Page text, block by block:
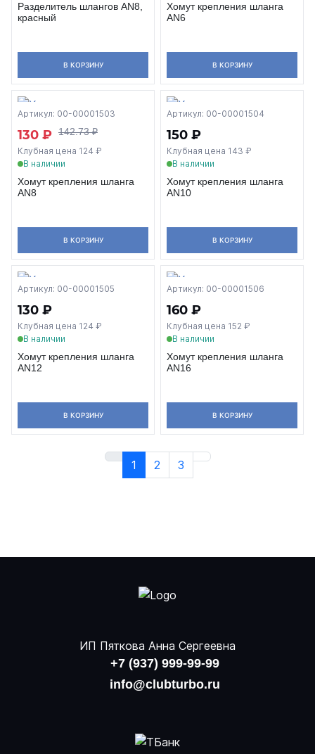
Разделитель шлангов AN8,
красный
В КОРЗИНУ
Хомут крепления шланга
AN6
В КОРЗИНУ
Артикул: 00-00001503
130 ₽ 142.73 ₽
Клубная цена 124 ₽
В наличии
Хомут крепления шланга
AN8
В КОРЗИНУ
Артикул: 00-00001504
150 ₽
Клубная цена 143 ₽
В наличии
Хомут крепления шланга
AN10
В КОРЗИНУ
Артикул: 00-00001505
130 ₽
Клубная цена 124 ₽
В наличии
Хомут крепления шланга
AN12
В КОРЗИНУ
Артикул: 00-00001506
160 ₽
Клубная цена 152 ₽
В наличии
Хомут крепления шланга
AN16
В КОРЗИНУ
1 2 3
ИП Пяткова Анна Сергеевна
+7 (937) 999-99-99
info@clubturbo.ru